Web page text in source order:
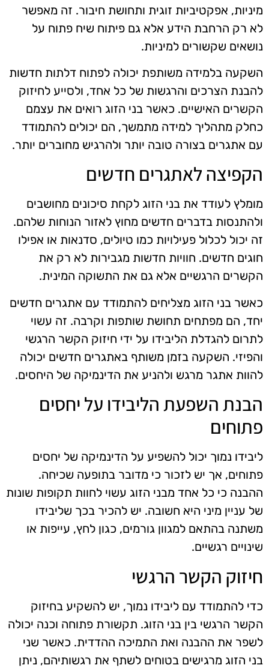
מיניות, אפקטיביות זוגית ותחושת חיבור. זה מאפשר
לא רק הרחבת הידע אלא גם פיתוח שיח פתוח על
נושאים שקשורים למיניות.
השקעה בלמידה משותפת יכולה לפתוח דלתות חדשות
להבנת הצרכים והרגשות של כל אחד, ולסייע לחיזוק
הקשרים האישיים. כאשר בני הזוג רואים את עצמם
כחלק מתהליך למידה מתמשך, הם יכולים להתמודד
עם אתגרים בצורה טובה יותר ולהרגיש מחוברים יותר.
הקפיצה לאתגרים חדשים
מומלץ לעודד את בני הזוג לקחת סיכונים מחושבים
ולהתנסות בדברים חדשים מחוץ לאזור הנוחות שלהם.
זה יכול לכלול פעילויות כמו טיולים, סדנאות או אפילו
חוגים חדשים. חוויות חדשות מגבירות לא רק את
הקשרים הרגשיים אלא גם את התשוקה המינית.
כאשר בני הזוג מצליחים להתמודד עם אתגרים חדשים
יחד, הם מפתחים תחושת שותפות וקרבה. זה עשוי
לתרום להגדלת הליבידו על ידי חיזוק הקשר הרגשי
והפיזי. השקעה בזמן משותף באתגרים חדשים יכולה
להוות אתגר מרגש ולהניע את הדינמיקה של היחסים.
הבנת השפעת הליבידו על יחסים
פתוחים
ליבידו נמוך יכול להשפיע על הדינמיקה של יחסים
פתוחים, אך יש לזכור כי מדובר בתופעה שכיחה.
ההבנה כי כל אחד מבני הזוג עשוי לחוות תקופות שונות
של עניין מיני היא חשובה. יש להכיר בכך שליבידו
משתנה בהתאם למגוון גורמים, כגון לחץ, עייפות או
שינויים רגשיים.
חיזוק הקשר הרגשי
כדי להתמודד עם ליבידו נמוך, יש להשקיע בחיזוק
הקשר הרגשי בין בני הזוג. תקשורת פתוחה וכנה יכולה
לשפר את ההבנה ואת התמיכה ההדדית. כאשר שני
בני הזוג מרגישים בטוחים לשתף את רגשותיהם, ניתן